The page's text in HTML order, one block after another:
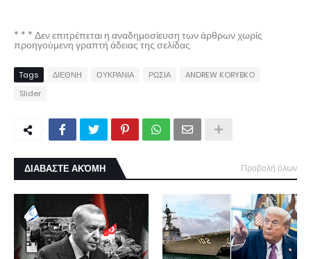
* * * Δεν επιτρέπεται η αναδημοσίευση των άρθρων χωρίς
προηγούμενη γραπτή άδειας της σελίδας
Tags ΔΙΕΘΝΗ ΟΥΚΡΑΝΙΑ ΡΩΣΙΑ
ANDREW KORYBKO
Slider
ΔΙΑΒΑΣΤΕ ΑΚΌΜΗ Προβολή όλων